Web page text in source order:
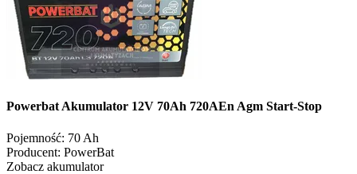
Powerbat Akumulator 12V 70Ah 720AEn Agm Start-Stop
Pojemność: 70 Ah
Producent: PowerBat
Zobacz akumulator